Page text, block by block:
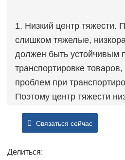
1. Низкий центр тяжести.
слишком тяжелые,
должен быть устойчивым
транспортировке
проблем при
Поэтому центр тяжести
устойчивость автомобиля.
низкорамного грузовика
Связаться сейчас
Делиться: